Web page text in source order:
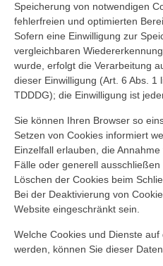
Speicherung von notwendigen
fehlerfreien und optimierten
Sofern eine Einwilligung zur
vergleichbaren
wurde, erfolgt die Verarbeitung
dieser Einwilligung (Art. 6 Abs. 1
TDDDG); die Einwilligung ist
Sie können Ihren Browser so
Setzen von Cookies informiert
Einzelfall erlauben, die
Fälle oder generell
Löschen der Cookies beim
Bei der Deaktivierung von
Website eingeschränkt sein.
Welche Cookies und Dienste
werden, können Sie dieser